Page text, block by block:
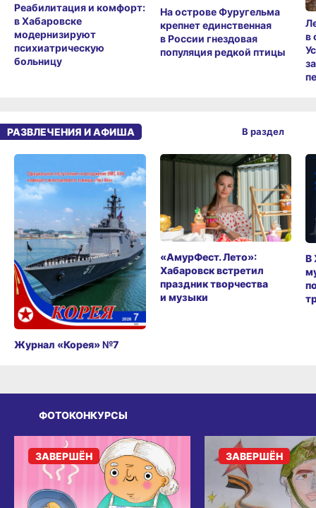
Реабилитация и комфорт:
в Хабаровске
модернизируют
психиатрическую
больницу
На острове Фуругельма
крепнет единственная
в России гнездовая
популяция редкой птицы
в
РАЗВЛЕЧЕНИЯ И АФИША
Журнал «Корея» №7
«АмурФест. Лето»:
Хабаровск встретил
праздник творчества
и музыки
В
В раздел
ФОТОКОНКУРСЫ
ЗАВЕРШЁН ЗАВЕРШЁН